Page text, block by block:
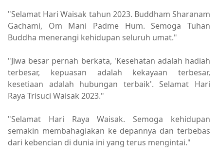
"Selamat Hari Waisak tahun 2023. Buddham Sharanam
Gachami, Om Mani Padme Hum. Semoga Tuhan
Buddha menerangi kehidupan seluruh umat."
"Jiwa besar pernah berkata, 'Kesehatan adalah hadiah
terbesar, kepuasan adalah kekayaan terbesar,
kesetiaan adalah hubungan terbaik'. Selamat Hari
Raya Trisuci Waisak 2023."
"Selamat Hari Raya Waisak. Semoga kehidupan
semakin membahagiakan ke depannya dan terbebas
dari kebencian di dunia ini yang terus mengintai."